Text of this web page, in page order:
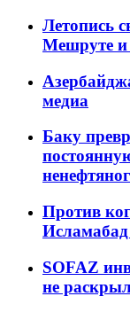
Летопись
Мешруте и
медиа
Баку
Против
SOFAZ
не